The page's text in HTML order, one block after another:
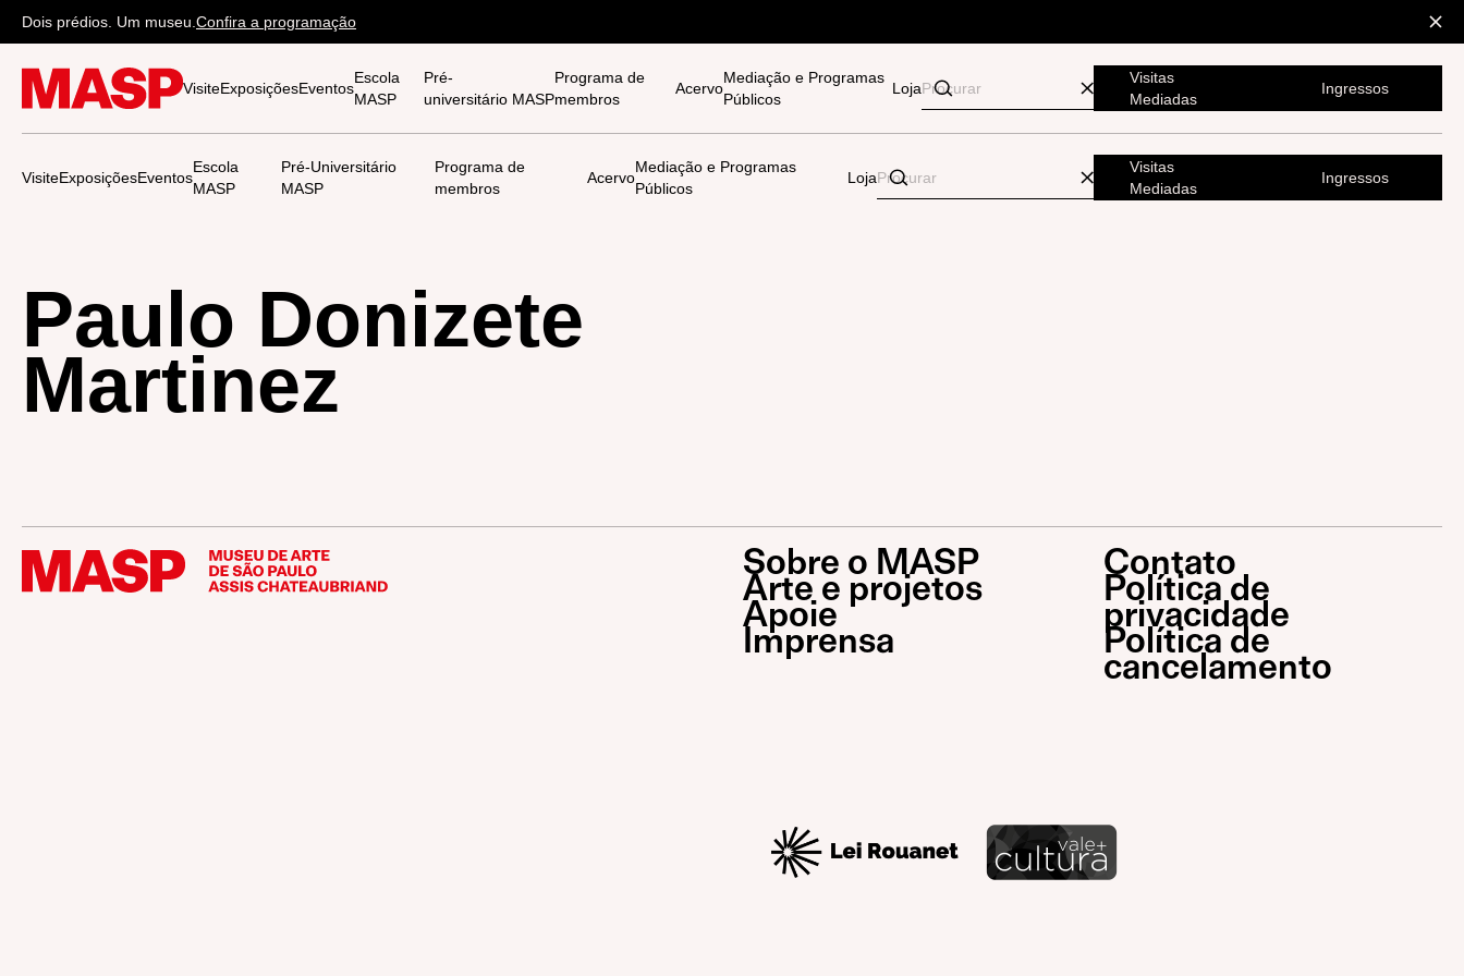
Dois prédios. Um museu. Confira a programação
VisiteExposiçõesEventos
Escola
MASP
Pré-
universitário MASP
Programa de
membros
Acervo
Mediação e Programas
Públicos
Loja
Visitas
Mediadas
Ingressos
VisiteExposiçõesEventos
Escola
MASP
Pré-Universitário
MASP
Programa de
membros
Acervo
Mediação e Programas
Públicos
Loja
Visitas
Mediadas
Ingressos
Paulo Donizete
Martinez
Sobre o MASP
Arte e projetos
Apoie
Imprensa
Contato
Política de
privacidade
Política de
cancelamento